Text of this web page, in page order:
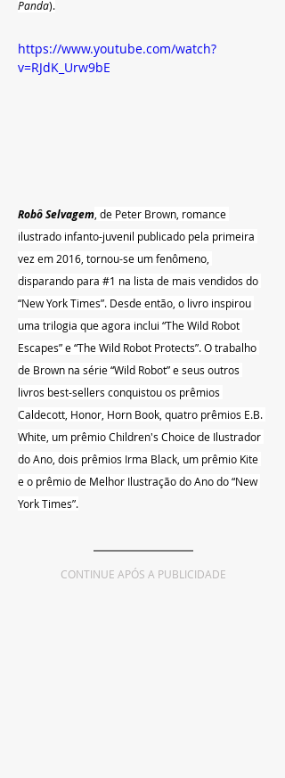
Panda).
https://www.youtube.com/watch?
v=RJdK_Urw9bE
Robô Selvagem , de Peter Brown, romance
ilustrado infanto-juvenil publicado pela primeira
vez em 2016, tornou-se um fenômeno,
disparando para #1 na lista de mais vendidos do
“New York Times”. Desde então, o livro inspirou
uma trilogia que agora inclui “The Wild Robot
Escapes” e “The Wild Robot Protects”. O trabalho
de Brown na série “Wild Robot” e seus outros
livros best-sellers conquistou os prêmios
Caldecott, Honor, Horn Book, quatro prêmios E.B.
White, um prêmio Children's Choice de Ilustrador
do Ano, dois prêmios Irma Black, um prêmio Kite
e o prêmio de Melhor Ilustração do Ano do “New
York Times”.
CONTINUE APÓS A PUBLICIDADE